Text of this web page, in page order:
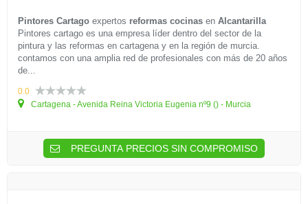
Pintores Cartago expertos reformas cocinas en Alcantarilla
Pintores cartago es una empresa líder dentro del sector de la
pintura y las reformas en cartagena y en la región de murcia.
contamos con una amplia red de profesionales con más de 20 años
de...
0.0
Cartagena - Avenida Reina Victoria Eugenia nº9 () - Murcia
PREGUNTA PRECIOS SIN COMPROMISO